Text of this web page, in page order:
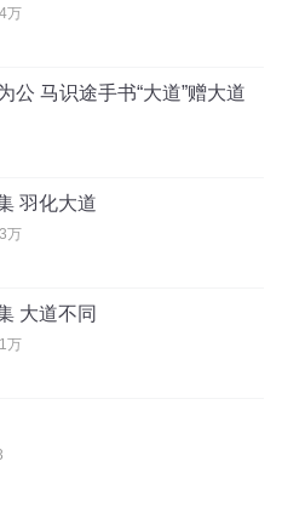
万
公 马识途手书“大道”赠大道
羽化大道
万
大道不同
万